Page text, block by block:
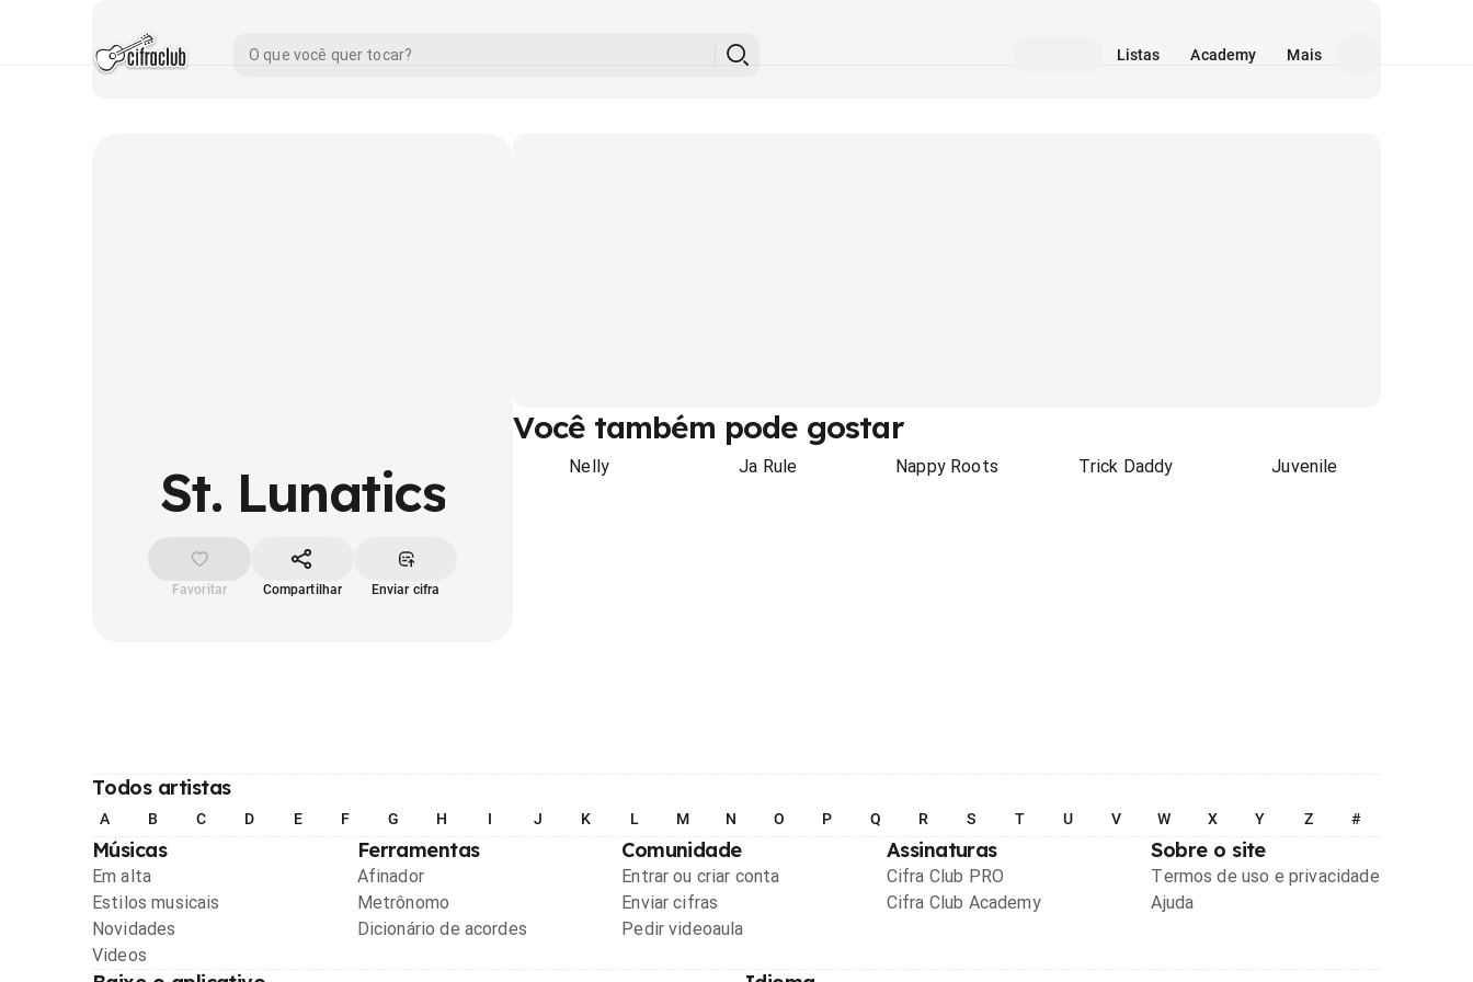
Listas Academy Mais
St. Lunatics
Favoritar Compartilhar Enviar cifra
Você também pode gostar
Nelly Ja Rule Nappy Roots Trick Daddy Juvenile
Todos artistas
A B C D E F G H I J K L M N O P Q R S T U V W X Y Z #
Músicas
Em alta
Estilos musicais
Novidades
Videos
Ferramentas
Afinador
Metrônomo
Dicionário de acordes
Comunidade
Entrar ou criar conta
Enviar cifras
Pedir videoaula
Assinaturas
Cifra Club PRO
Cifra Club Academy
Sobre o site
Termos de uso e privacidade
Ajuda